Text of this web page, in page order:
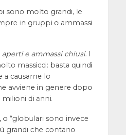
sono molto grandi, le
in gruppi o ammassi
aperti e ammassi chiusi. I
massicci: basta quindi
a causarne lo
avviene in genere dopo
milioni di anni.
o “globulari sono invece
grandi che contano